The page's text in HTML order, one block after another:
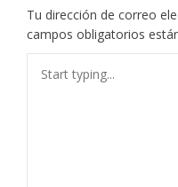
Tu dirección de correo
campos obligatorios